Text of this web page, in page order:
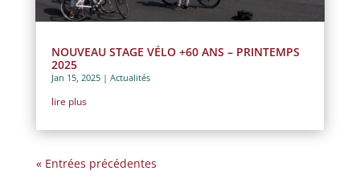
NOUVEAU STAGE VÉLO +60 ANS – PRINTEMPS
2025
Jan 15, 2025| Actualités
lire plus
« Entrées précédentes